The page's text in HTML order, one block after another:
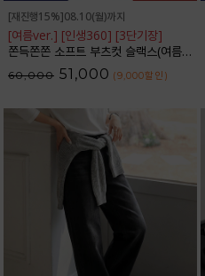
[재진행15%]08.10(월)까지
[여름ver.] [인생360] [3단기장]
쫀득쫀쫀 소프트 부츠컷 슬랙스(여름VER.)_F6H403SL
60,000 51,000 (9,000할인 )